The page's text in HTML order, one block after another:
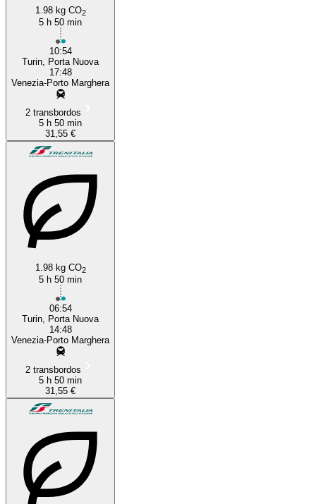
1.98 kg CO2
5 h 50 min
10:54
Turin, Porta Nuova
17:48
Venezia-Porto Marghera
2 transbordos
5 h 50 min
31,55 €
1.98 kg CO2
5 h 50 min
06:54
Turin, Porta Nuova
14:48
Venezia-Porto Marghera
2 transbordos
5 h 50 min
31,55 €